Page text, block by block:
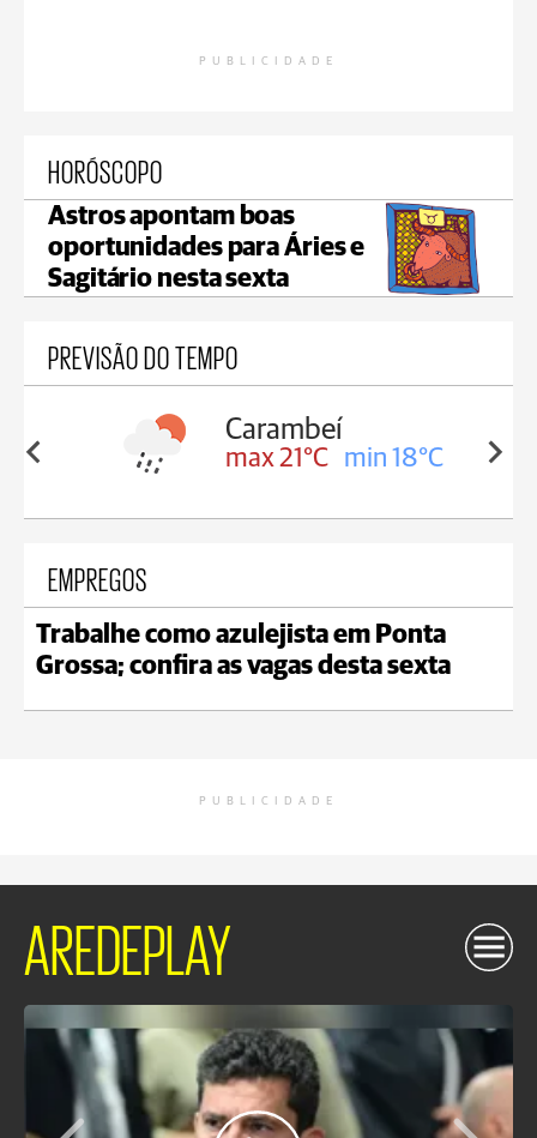
PUBLICIDADE
HORÓSCOPO
Astros apontam boas
oportunidades para Áries e
Sagitário nesta sexta
PREVISÃO DO TEMPO
18°C
Carambeí
max 21°C min 18°C
EMPREGOS
Trabalhe como azulejista em Ponta
Grossa; confira as vagas desta sexta
PUBLICIDADE
AREDEPLAY